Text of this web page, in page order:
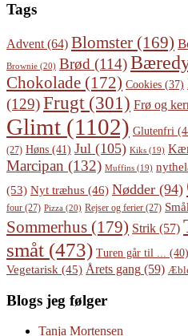
Tags
Advent (64) Blomster (169)
Brownie (20) Brød (114)
Chokolade (172) Cookies (37)
(129)Frugt (301) Frø og
Glimt (1102) Glutenfri
(27) Høns (41) Jul (105) Kiks (19)
Marcipan (132) Muffins (19)
(53) Nyt træhus (46) Nødder (94)
four (27) Pizza (20) Rejser og ferier (27)
Sommerhus (179) Strik (57)
småt (473) Turen går til ... (40)
Vegetarisk (45) Årets gang (59)
Blogs jeg følger
Tanja Mortensen